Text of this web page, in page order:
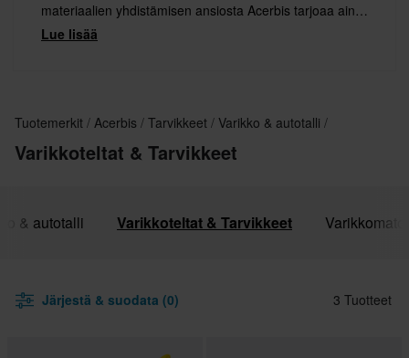
materiaalien yhdistämisen ansiosta Acerbis tarjoaa aina
korkeinta laatua.
Lue lisää
Tuotemerkit Acerbis Tarvikkeet Varikko & autotalli
Varikkoteltat & Tarvikkeet
& autotalli Varikkoteltat & Tarvikkeet Varikkomatot
Järjestä & suodata (0) 3 Tuotteet